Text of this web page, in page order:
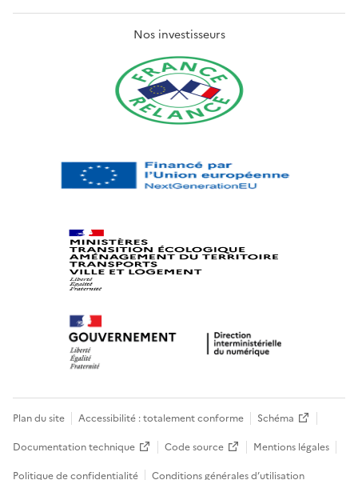
Nos investisseurs
Plan du site Accessibilité : totalement conforme
Schéma
Documentation technique
Code source
Mentions légales
Politique de confidentialité
Conditions générales d’utilisation